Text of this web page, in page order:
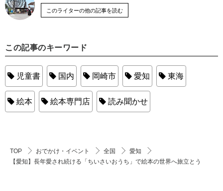
このライターの他の記事を読む
この記事のキーワード
児童書 国内 岡崎市 愛知 東海
絵本 絵本専門店 読み聞かせ
TOP おでかけ・イベント 全国
愛知
【愛知】長年愛され続ける「ちいさいおうち」で絵本の世界へ旅立とう